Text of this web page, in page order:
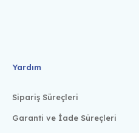
Yardım
Sipariş Süreçleri
Garanti ve İade Süreçleri